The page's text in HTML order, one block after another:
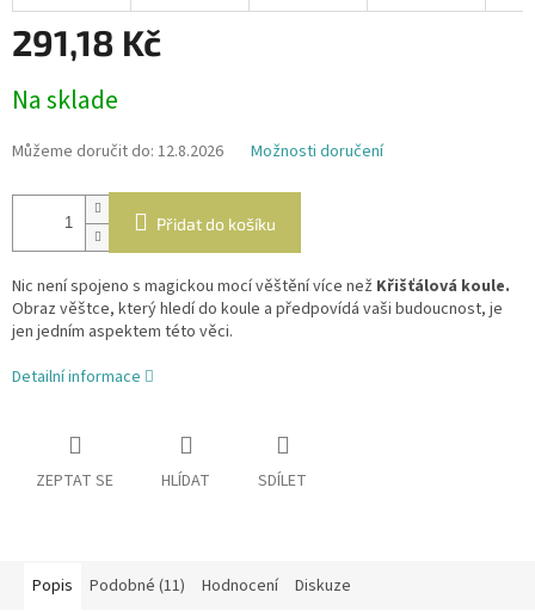
291,18 Kč
cena:
Na sklade
Můžeme doručit do: 12.8.2026 Možnosti doručení
Přidat do košíku
Nic není spojeno s magickou mocí věštění více než Křišťálová koule.
Obraz věštce, který hledí do koule a předpovídá vaši budoucnost, je
jen jedním aspektem této věci.
Detailní informace
ZEPTAT SE HLÍDAT SDÍLET
Popis Podobné (11) Hodnocení Diskuze